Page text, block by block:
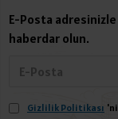
E-Posta
haberdar olun.
Gizlilik Politikası